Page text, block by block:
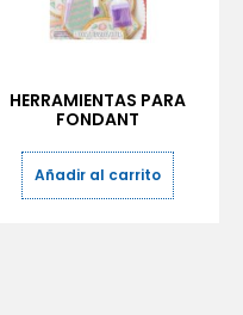
HERRAMIENTAS PARA
FONDANT
Añadir al carrito